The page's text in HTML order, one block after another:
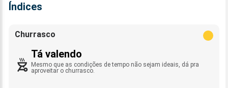
Índices
Churrasco
Tá valendo
Mesmo que as condições de tempo não sejam ideais, dá pra
aproveitar o churrasco.